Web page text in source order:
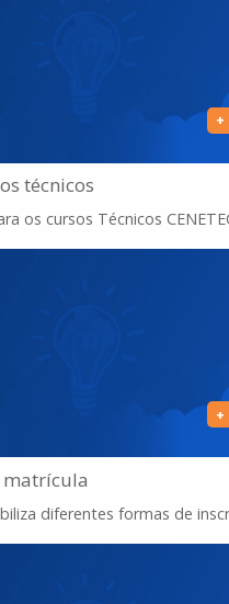
técnicos
os cursos Técnicos
diferentes formas de